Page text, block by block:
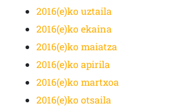
2016(e)ko uztaila
2016(e)ko ekaina
2016(e)ko maiatza
2016(e)ko apirila
2016(e)ko martxoa
2016(e)ko otsaila